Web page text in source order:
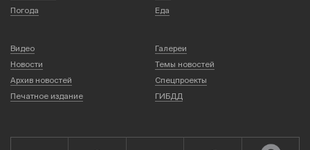
Погода
Еда
Видео
Галереи
Новости
Темы новостей
Архив новостей
Спецпроекты
Печатное издание
ГИБДД